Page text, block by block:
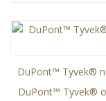
DuPont™ Tyvek®